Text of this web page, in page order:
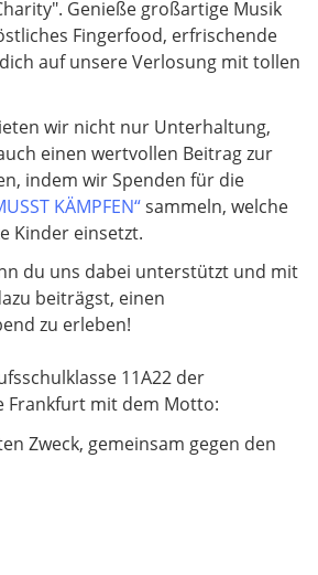
Genieße großartige Musik
Fingerfood, erfrischende
auf unsere Verlosung mit tollen
wir nicht nur Unterhaltung,
einen wertvollen Beitrag zur
indem wir Spenden für die
KÄMPFEN“sammeln, welche
Kinder einsetzt.
du uns dabei unterstützt und mit
beiträgst, einen
zu erleben!
11A22 der
Frankfurt mit dem Motto:
Zweck, gemeinsam gegen den